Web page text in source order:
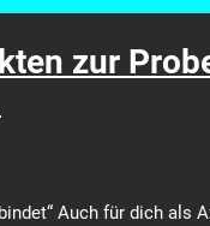
zur
Auch für dich als